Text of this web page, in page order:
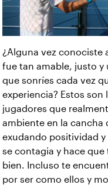
¿Alguna vez conociste
fue tan amable, justo y
que sonríes cada vez
experiencia? Estos son
jugadores que
ambiente en la cancha
exudando positividad
se contagia y hace que
bien. Incluso te
por ser como ellos y